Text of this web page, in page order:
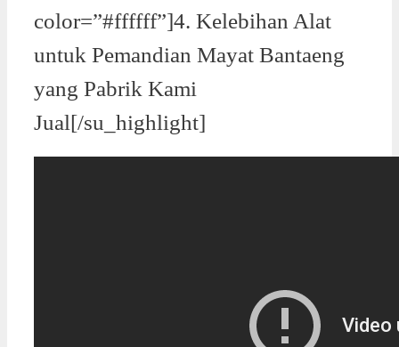
color=”#ffffff”]4. Kelebihan Alat
untuk Pemandian Mayat Bantaeng
yang Pabrik Kami
Jual[/su_highlight]